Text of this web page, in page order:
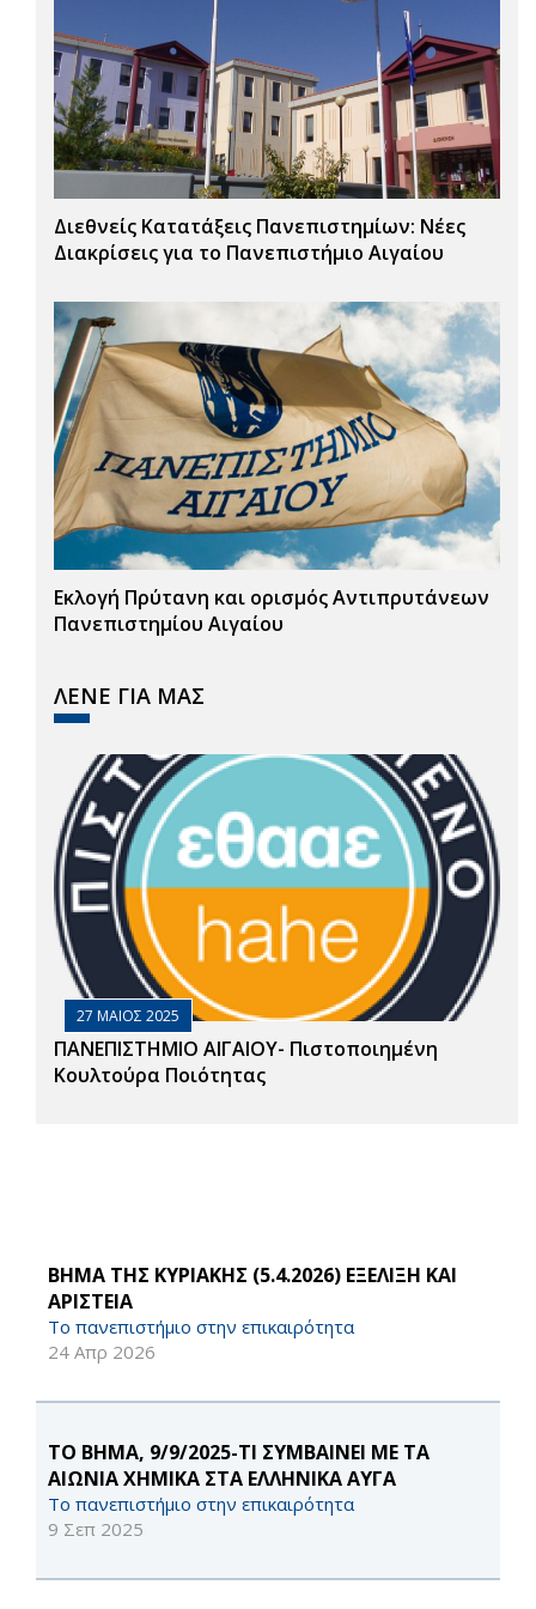
Διεθνείς Κατατάξεις Πανεπιστημίων: Νέες
Διακρίσεις για το Πανεπιστήμιο Αιγαίου
Εκλογή Πρύτανη και ορισμός Αντιπρυτάνεων
Πανεπιστημίου Αιγαίου
ΛΕΝΕ ΓΙΑ ΜΑΣ
27 ΜΑΙΟΣ 2025
ΠΑΝΕΠΙΣΤΗΜΙΟ ΑΙΓΑΙΟΥ- Πιστοποιημένη
Κουλτούρα Ποιότητας
ΒΗΜΑ ΤΗΣ ΚΥΡΙΑΚΗΣ (5.4.2026) ΕΞΕΛΙΞΗ ΚΑΙ
AΡΙΣΤΕΙΑ
Το πανεπιστήμιο στην επικαιρότητα
24 Απρ 2026
ΤΟ ΒΗΜΑ, 9/9/2025-ΤΙ ΣΥΜΒΑΙΝΕΙ ΜΕ ΤΑ
ΑΙΩΝΙΑ ΧΗΜΙΚΑ ΣΤΑ ΕΛΛΗΝΙΚΑ ΑΥΓΑ
Το πανεπιστήμιο στην επικαιρότητα
9 Σεπ 2025